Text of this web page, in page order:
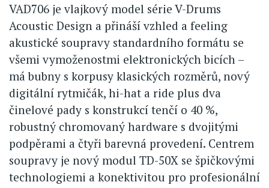
VAD706 je vlajkový model série V-Drums
Acoustic Design a přináší vzhled a feeling
akustické soupravy standardního formátu se
všemi vymoženostmi elektronických bicích –
má bubny s korpusy klasických rozměrů, nový
digitální rytmičák, hi-hat a ride plus dva
činelové pady s konstrukcí tenčí o 40 %,
robustný chromovaný hardware s dvojitými
podpěrami a čtyři barevná provedení. Centrem
soupravy je nový modul TD-50X se špičkovými
technologiemi a konektivitou pro profesionální